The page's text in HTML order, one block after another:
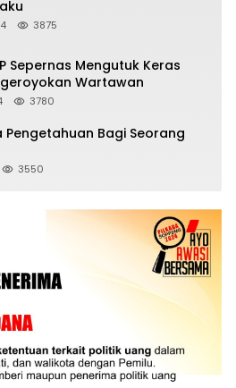
3875
Sepernas Mengutuk Keras
Wartawan
3780
Pengetahuan Bagi Seorang
3550